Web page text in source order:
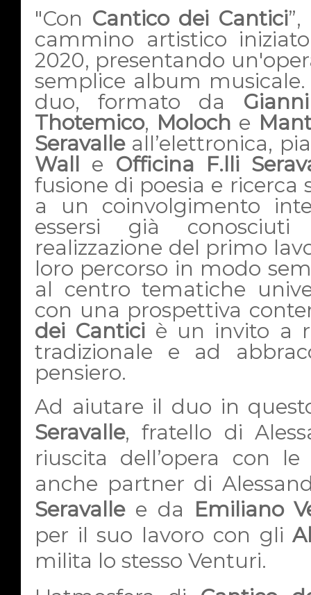
"Con Cantico dei Cantici
cammino artistico
2020, presentando
semplice album
duo, formato da
Thotemico, Moloch e
Seravalleall’elettronica,
Wall
e Officina F.lli
fusione di poesia e ricerca
a un coinvolgimento
essersi già
realizzazione del primo
loro percorso in modo
al centro tematiche
con una prospettiva
dei Cantici è un invito a
tradizionale e ad
pensiero.
Ad aiutare il duo in
Seravalle, fratello di
riuscita dell’opera con
anche partner di
Seravallee da Emiliano
per il suo lavoro con gli
milita lo stesso Venturi.